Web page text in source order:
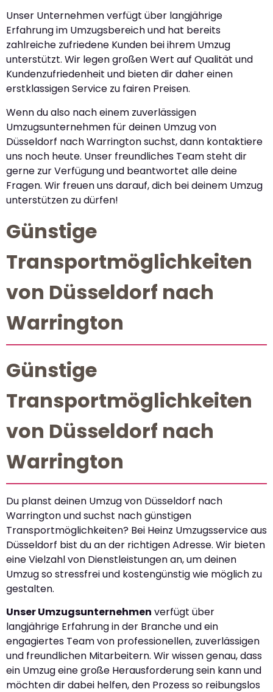
Unser Unternehmen verfügt über langjährige
Erfahrung im Umzugsbereich und hat bereits
zahlreiche zufriedene Kunden bei ihrem Umzug
unterstützt. Wir legen großen Wert auf Qualität und
Kundenzufriedenheit und bieten dir daher einen
erstklassigen Service zu fairen Preisen.
Wenn du also nach einem zuverlässigen
Umzugsunternehmen für deinen Umzug von
Düsseldorf nach Warrington suchst, dann kontaktiere
uns noch heute. Unser freundliches Team steht dir
gerne zur Verfügung und beantwortet alle deine
Fragen. Wir freuen uns darauf, dich bei deinem Umzug
unterstützen zu dürfen!
Günstige
Transportmöglichkeiten
von Düsseldorf nach
Warrington
Günstige
Transportmöglichkeiten
von Düsseldorf nach
Warrington
Du planst deinen Umzug von Düsseldorf nach
Warrington und suchst nach günstigen
Transportmöglichkeiten? Bei Heinz Umzugsservice aus
Düsseldorf bist du an der richtigen Adresse. Wir bieten
eine Vielzahl von Dienstleistungen an, um deinen
Umzug so stressfrei und kostengünstig wie möglich zu
gestalten.
Unser Umzugsunternehmen verfügt über
langjährige Erfahrung in der Branche und ein
engagiertes Team von professionellen, zuverlässigen
und freundlichen Mitarbeitern. Wir wissen genau, dass
ein Umzug eine große Herausforderung sein kann und
möchten dir dabei helfen, den Prozess so reibungslos